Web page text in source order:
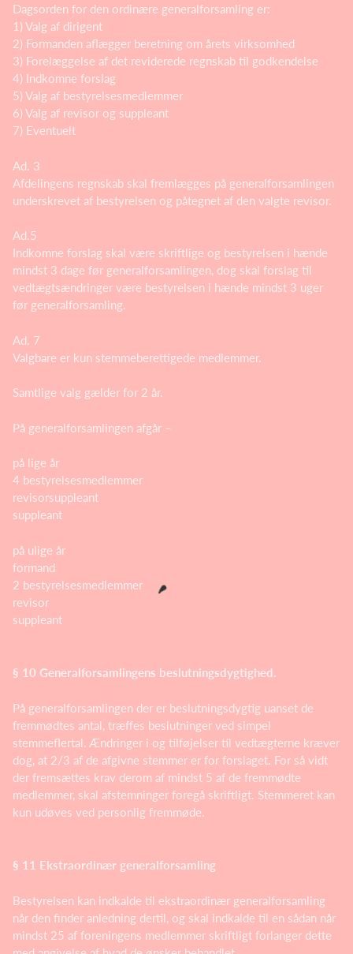
Dagsorden for den ordinære generalforsamling er:
1) Valg af dirigent
2) Formanden aflægger beretning om årets virksomhed
3) Forelæggelse af det reviderede regnskab til godkendelse
4) Indkomne forslag
5) Valg af bestyrelsesmedlemmer
6) Valg af revisor og suppleant
7) Eventuelt
Ad. 3
Afdelingens regnskab skal fremlægges på generalforsamlingen
underskrevet af bestyrelsen og påtegnet af den valgte revisor.
Ad.5
Indkomne forslag skal være skriftlige og bestyrelsen i hænde
mindst 3 dage før generalforsamlingen, dog skal forslag til
vedtægtsændringer være bestyrelsen i hænde mindst 3 uger
før generalforsamling.
Ad. 7
Valgbare er kun stemmeberettigede medlemmer.
Samtlige valg gælder for 2 år.
På generalforsamlingen afgår –
på lige år
4 bestyrelsesmedlemmer
revisorsuppleant
suppleant
på ulige år
formand
2 bestyrelsesmedlemmer
revisor
suppleant
§ 10 Generalforsamlingens beslutningsdygtighed.
På generalforsamlingen der er beslutningsdygtig uanset de
fremmødtes antal, træffes beslutninger ved simpel
stemmeflertal. Ændringer i og tilføjelser til vedtægterne kræver
dog, at 2/3 af de afgivne stemmer er for forslaget. For så vidt
der fremsættes krav derom af mindst 5 af de fremmødte
medlemmer, skal afstemninger foregå skriftligt. Stemmeret kan
kun udøves ved personlig fremmøde.
§ 11 Ekstraordinær generalforsamling
Bestyrelsen kan indkalde til ekstraordinær generalforsamling
når den finder anledning dertil, og skal indkalde til en sådan når
mindst 25 af foreningens medlemmer skriftligt forlanger dette